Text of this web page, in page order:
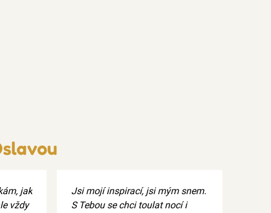
jak
vždy
Jsi mojí inspirací, jsi mým snem.
S Tebou se chci toulat nocí i